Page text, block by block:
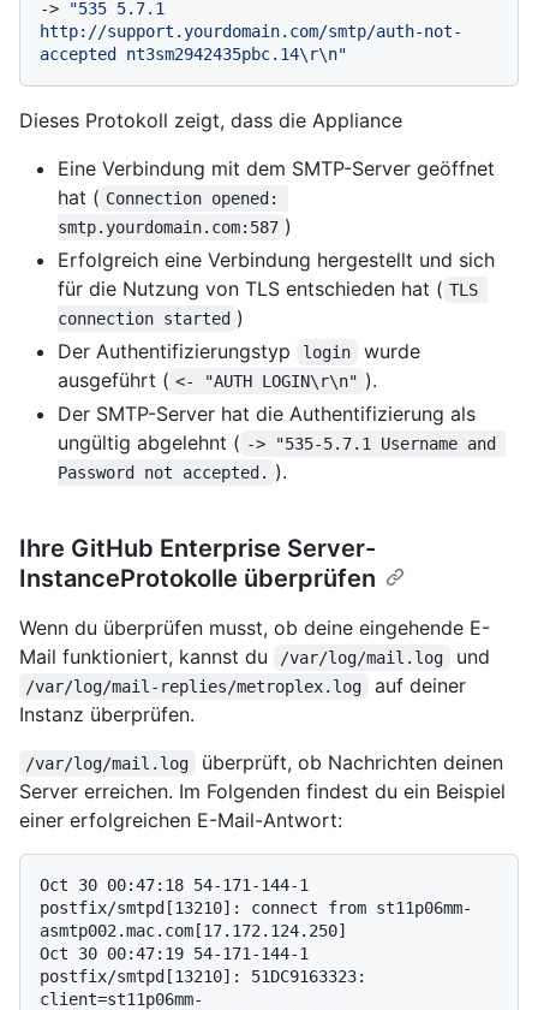
->
"535 5.7.1
http://support.yourdomain.com/smtp/auth-not-
accepted nt3sm2942435pbc.14\r\n"
Dieses Protokoll zeigt, dass die Appliance
Eine Verbindung mit dem SMTP-Server geöffnet
hat ( Connection opened:
smtp.yourdomain.com:587 )
Erfolgreich eine Verbindung hergestellt und sich
für die Nutzung von TLS entschieden hat ( TLS
connection started )
Der Authentifizierungstyp
login
wurde
ausgeführt ( <- "AUTH LOGIN\r\n" ).
Der SMTP-Server hat die Authentifizierung als
ungültig abgelehnt ( -> "535-5.7.1 Username and
Password not accepted. ).
Ihre GitHub Enterprise Server-
InstanceProtokolle überprüfen
Wenn du überprüfen musst, ob deine eingehende E-
Mail funktioniert, kannst du
/var/log/mail.log und
/var/log/mail-replies/metroplex.log
auf deiner
Instanz überprüfen.
/var/log/mail.log
überprüft, ob Nachrichten deinen
Server erreichen. Im Folgenden findest du ein Beispiel
einer erfolgreichen E-Mail-Antwort:
Oct 30 00:47:18 54-171-144-1
postfix/smtpd[13210]: connect from st11p06mm-
asmtp002.mac.com[17.172.124.250]
Oct 30 00:47:19 54-171-144-1
postfix/smtpd[13210]: 51DC9163323:
client=st11p06mm-